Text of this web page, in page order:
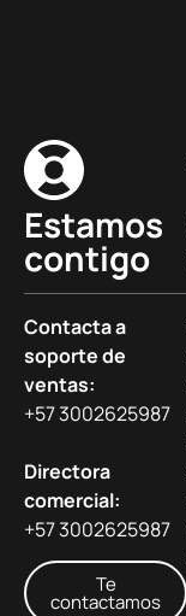
Estamos
contigo
Contacta a
soporte de
ventas:
+57 3002625987
Directora
comercial:
+57 3002625987
Te
contactamos